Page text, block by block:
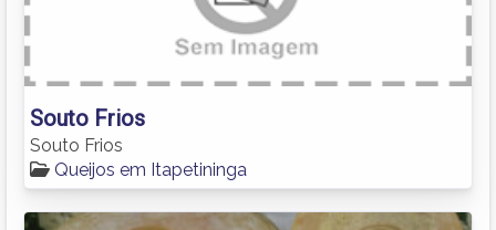
Souto Frios
Souto Frios
Queijos em Itapetininga